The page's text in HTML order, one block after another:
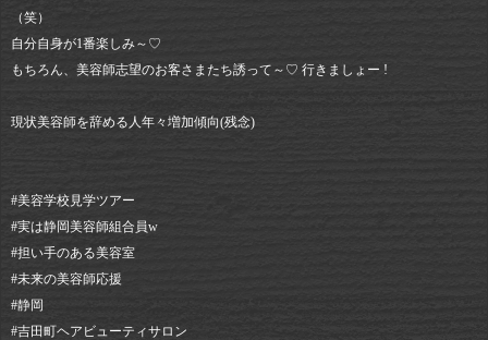
（笑）
自分自身が1番楽しみ～♡
もちろん、美容師志望のお客さまたち誘って～♡ 行きましょー !
現状美容師を辞める人年々増加傾向(残念)
#美容学校見学ツアー
#実は静岡美容師組合員w
#担い手のある美容室
#未来の美容師応援
#静岡⠀
#吉田町ヘアビューティサロン⠀